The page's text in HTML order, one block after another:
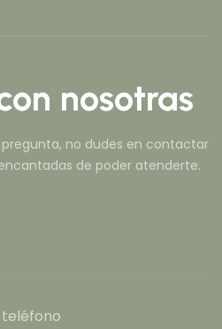
nosotras
no dudes en contactar
de poder atenderte.